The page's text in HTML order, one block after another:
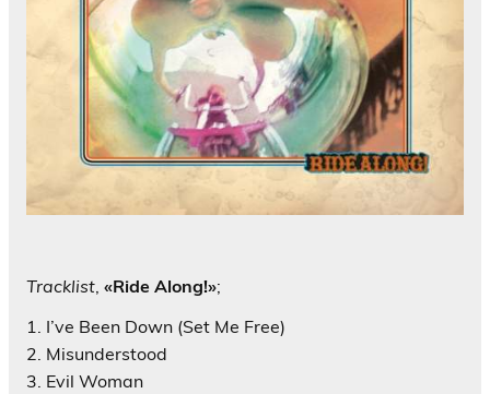
Tracklist, «Ride Along!»;
1. I’ve Been Down (Set Me Free)
2. Misunderstood
3. Evil Woman